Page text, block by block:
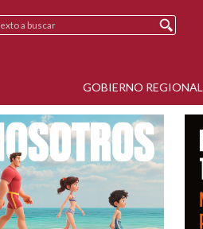
GOBIERNO REGIONAL